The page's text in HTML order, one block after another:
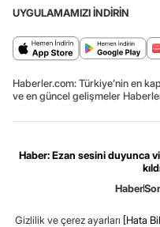
UYGULAMAMIZI İNDİRİN
Haberler.com: Türkiye’nin en
ve en güncel gelişmeler
Haber: Ezan sesini duyunca
Haber
Gizlilik ve çerez ayarları [Hata